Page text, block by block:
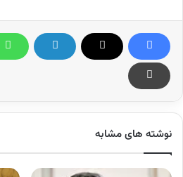
نوشته های مشابه